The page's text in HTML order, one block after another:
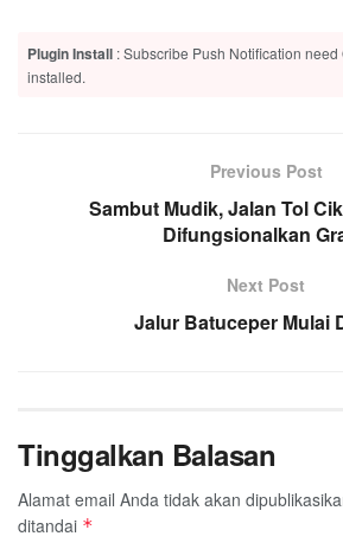
Plugin Install : Subscribe Push Notification
installed.
Previous Post
Sambut Mudik, Jalan Tol
Difungsionalkan
Next Post
Jalur Batuceper Mulai
Tinggalkan Balasan
Alamat email Anda tidak akan
ditandai *